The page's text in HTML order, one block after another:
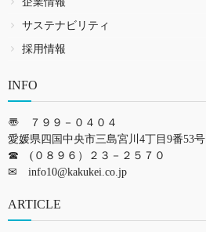
サステナビリティ
採用情報
INFO
〠 ７９９－０４０４
愛媛県四国中央市三島宮川4丁目9番53号
☎ (０８９６）２３－２５７０
✉ info10@kakukei.co.jp
ARTICLE